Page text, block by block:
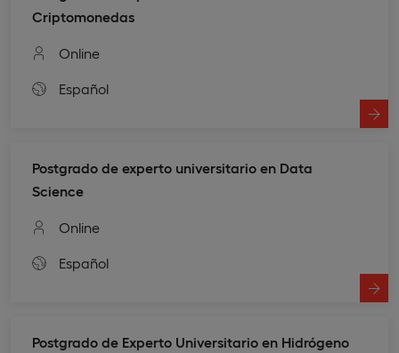
Criptomonedas
Online
Español
Postgrado de experto universitario en Data
Science
Online
Español
Postgrado de Experto Universitario en Hidrógeno